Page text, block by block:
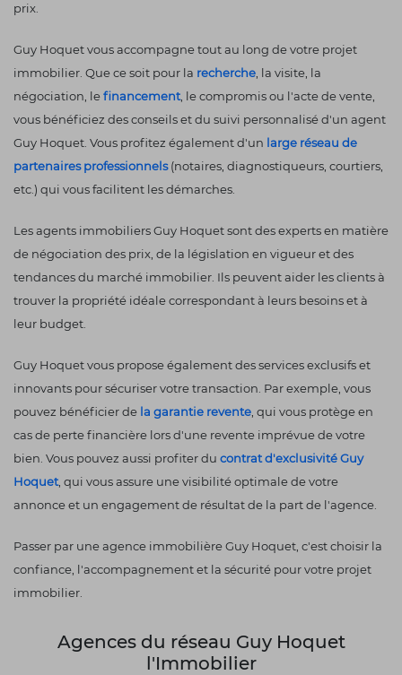
prix.
Guy Hoquet vous accompagne tout au long de votre projet
immobilier. Que ce soit pour la recherche , la visite, la
négociation, lefinancement , le compromis ou l'acte de vente,
vous bénéficiez des conseils et du suivi personnalisé d'un agent
Guy Hoquet. Vous profitez également d'un large réseau de
partenaires professionnels(notaires, diagnostiqueurs, courtiers,
etc.) qui vous facilitent les démarches.
Les agents immobiliers Guy Hoquet sont des experts en matière
de négociation des prix, de la législation en vigueur et des
tendances du marché immobilier. Ils peuvent aider les clients à
trouver la propriété idéale correspondant à leurs besoins et à
leur budget.
Guy Hoquet vous propose également des services exclusifs et
innovants pour sécuriser votre transaction. Par exemple, vous
pouvez bénéficier de la garantie revente , qui vous protège en
cas de perte financière lors d'une revente imprévue de votre
bien. Vous pouvez aussi profiter du contrat d'exclusivité Guy
Hoquet , qui vous assure une visibilité optimale de votre
annonce et un engagement de résultat de la part de l'agence.
Passer par une agence immobilière Guy Hoquet, c'est choisir la
confiance, l'accompagnement et la sécurité pour votre projet
immobilier.
Agences du réseau Guy Hoquet
l'Immobilier